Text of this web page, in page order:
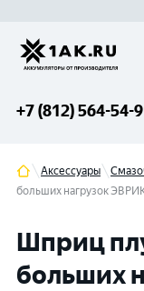
+7 (812) 564-54-
Аксессуары
больших нагрузок
Шприц
больших
Гатчина